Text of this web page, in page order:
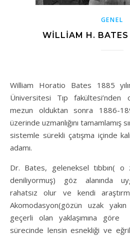
GENEL
WILLIAM H. BATES
William Horatio Bates 1885
Üniversitesi Tıp
mezun olduktan sonra 1886-
üzerinde uzmanlığını tamamlamış
sistemle sürekli çatışma içinde
adamı.
Dr. Bates, geleneksel tıbbın( o
deniliyormuş) göz alanında
rahatsız olur ve kendi
Akomodasyon(gözün uzak
geçerli olan yaklaşımına göre
sürecinde lensin esnekliği ve